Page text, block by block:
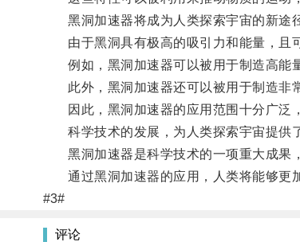
黑洞加速器将成为人类探索宇宙的新途径
由于黑洞具有极高的吸引力和能量，且可
例如，黑洞加速器可以被用于制造高能量
此外，黑洞加速器还可以被用于制造非常
因此，黑洞加速器的应用范围十分广泛，
科学技术的发展，为人类探索宇宙提供了
黑洞加速器是科学技术的一项重大成果
通过黑洞加速器的应用，人类将能够更加
#3#
评论